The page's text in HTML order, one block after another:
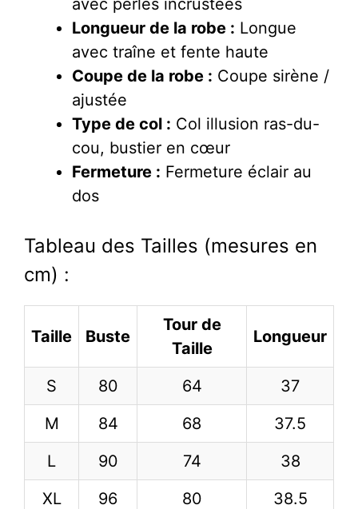
Longueur de la robe : Longue
avec traîne et fente haute
Coupe de la robe : Coupe sirène /
ajustée
Type de col : Col illusion ras-du-
cou, bustier en cœur
Fermeture : Fermeture éclair au
dos
Tableau des Tailles (mesures en
cm) :
Taille Buste
Tour de
Taille
Longueur
S 80 64
37
M
84 68
37.5
L
90 74
38
XL
96 80
38.5